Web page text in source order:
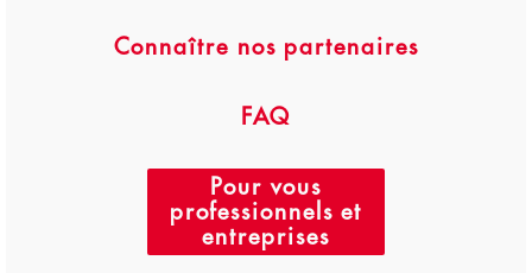
Connaître nos partenaires
FAQ
Pour vous
professionnels et
entreprises